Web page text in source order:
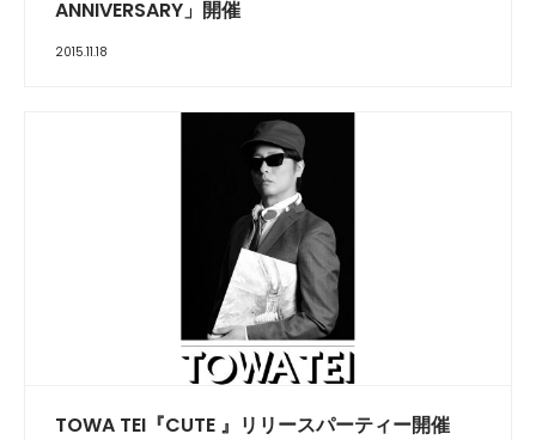
ANNIVERSARY」開催
2015.11.18
TOWA TEI『CUTE 』リリースパーティー開催